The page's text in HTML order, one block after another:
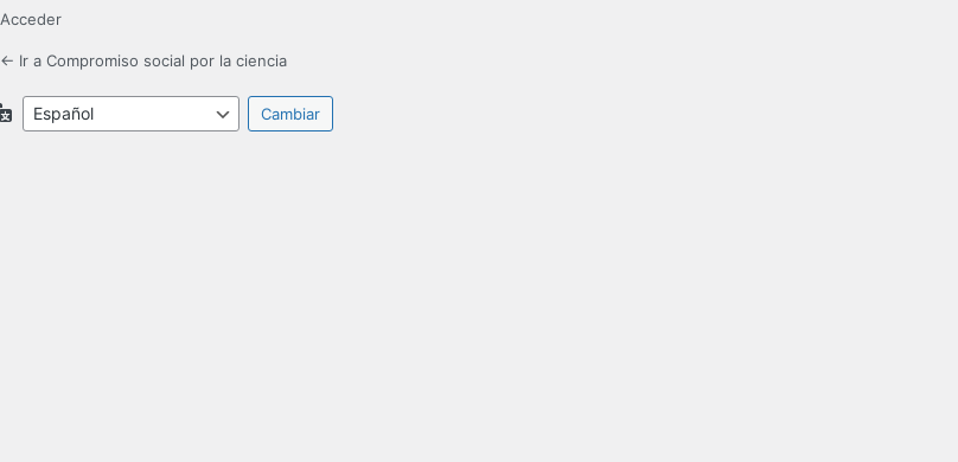
Acceder
← Ir a Compromiso social por la ciencia
Idioma